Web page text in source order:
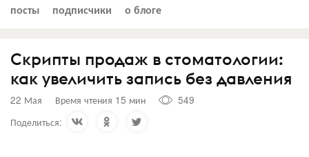
посты подписчики о блоге
Скрипты продаж в стоматологии:
как увеличить запись без давления
22 Мая Время чтения 15 мин
549
Поделиться: